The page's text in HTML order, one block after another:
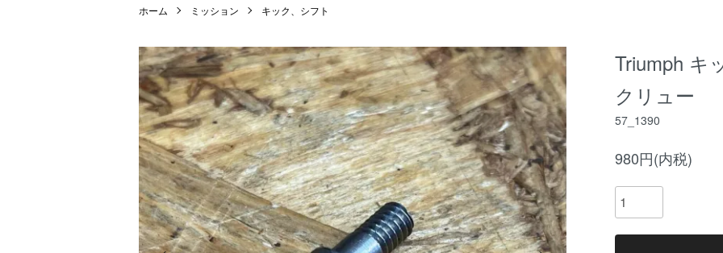
ホーム ミッション キック、シフト
Triumph キ
クリュー
57_1390
980円(内税)